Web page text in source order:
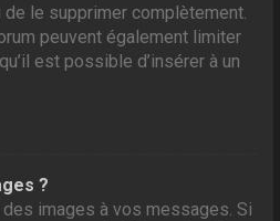
le supprimer complètement.
peuvent également limiter
est possible d’insérer à un
?
images à vos messages. Si